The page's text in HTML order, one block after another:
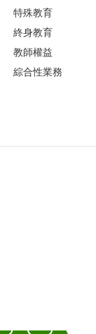
特殊教育
終身教育
教師權益
綜合性業務